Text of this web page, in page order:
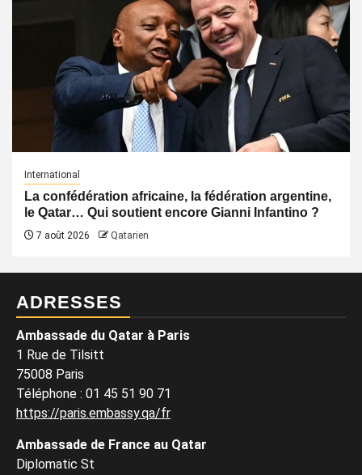
International
La confédération africaine, la fédération argentine,
le Qatar… Qui soutient encore Gianni Infantino ?
7 août 2026 Qatarien
ADRESSES
Ambassade du Qatar à Paris
1 Rue de Tilsitt
75008 Paris
Téléphone : 01 45 51 90 71
https://paris.embassy.qa/fr
Ambassade de France au Qatar
Diplomatic St